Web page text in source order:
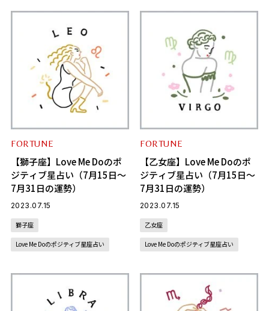
FORTUNE
【獅子座】Love Me Doのポ
ジティブ星占い（7月15日～
7月31日の運勢）
2023.07.15
獅子座
Love Me Doのポジティブ星座占い
FORTUNE
【乙女座】Love Me Doのポ
ジティブ星占い（7月15日～
7月31日の運勢）
2023.07.15
乙女座
Love Me Doのポジティブ星座占い